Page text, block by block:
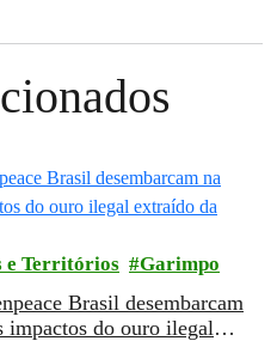
e Territórios Garimpo
Brasil desembarcam
impactos do ouro ilegal